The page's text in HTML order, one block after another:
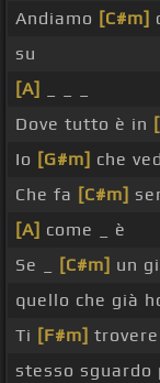
Andiamo [C#m]
su
[A]
Dove tutto è in
Io [G#m] che
Che fa [C#m]
[A] come _ è
Se _
[C#m] un
quello che già
Ti [F#m]
stesso sguardo